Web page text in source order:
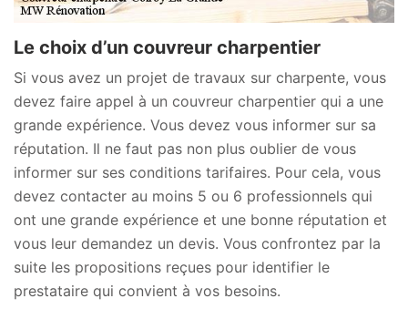
Le choix d’un couvreur charpentier
Si vous avez un projet de travaux sur charpente, vous
devez faire appel à un couvreur charpentier qui a une
grande expérience. Vous devez vous informer sur sa
réputation. Il ne faut pas non plus oublier de vous
informer sur ses conditions tarifaires. Pour cela, vous
devez contacter au moins 5 ou 6 professionnels qui
ont une grande expérience et une bonne réputation et
vous leur demandez un devis. Vous confrontez par la
suite les propositions reçues pour identifier le
prestataire qui convient à vos besoins.